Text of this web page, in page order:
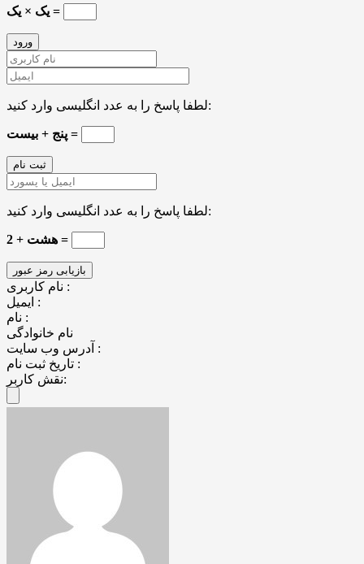
یک × یک =
لطفا پاسخ را به عدد انگلیسی وارد کنید:
پنج + بیست =
لطفا پاسخ را به عدد انگلیسی وارد کنید:
2 + هشت =
نام کاربری :
ایمیل :
نام :
نام خانوادگی
آدرس وب سایت :
تاریخ ثبت نام :
نقش کاربر: